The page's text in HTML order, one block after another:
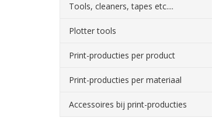
Tools, cleaners, tapes etc....
Plotter tools
Print-producties per product
Print-producties per materiaal
Accessoires bij print-producties